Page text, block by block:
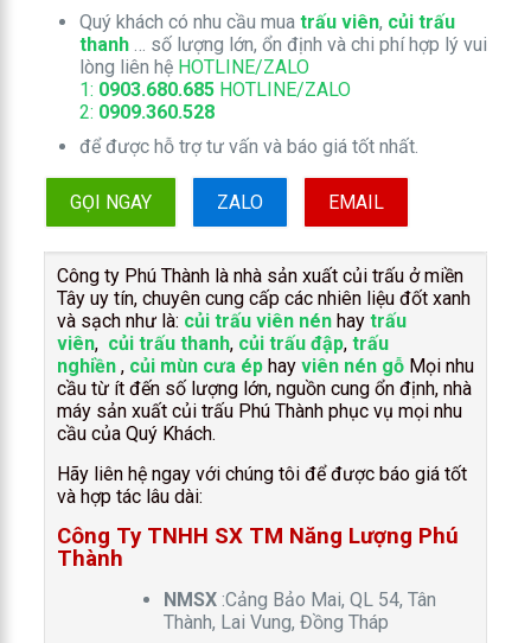
Quý khách có nhu cầu mua trấu viên, củi trấu
thanh… số lượng lớn, ổn định và chi phí hợp lý vui
lòng liên hệ HOTLINE/ZALO
1: 0903.680.685 HOTLINE/ZALO
2: 0909.360.528
để được hỗ trợ tư vấn và báo giá tốt nhất.
GỌI NGAY ZALO EMAIL
Công ty Phú Thành là nhà sản xuất củi trấu ở miền
Tây uy tín, chuyên cung cấp các nhiên liệu đốt xanh
và sạch như là: củi trấu viên nénhay trấu
viên, củi trấu thanh, củi trấu đập, trấu
nghiền, củi mùn cưa éphay viên nén gỗMọi nhu
cầu từ ít đến số lượng lớn, nguồn cung ổn định, nhà
máy sản xuất củi trấu Phú Thành phục vụ mọi nhu
cầu của Quý Khách.
Hãy liên hệ ngay với chúng tôi để được báo giá tốt
và hợp tác lâu dài:
Công Ty TNHH SX TM Năng Lượng Phú
Thành
NMSX:Cảng Bảo Mai, QL 54, Tân
Thành, Lai Vung, Đồng Tháp